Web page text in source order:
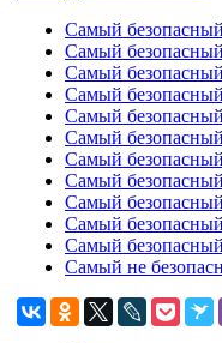
Самый
Самый
Самый
Самый
Самый
Самый
Самый
Самый
Самый
Самый
Самый
Самый не